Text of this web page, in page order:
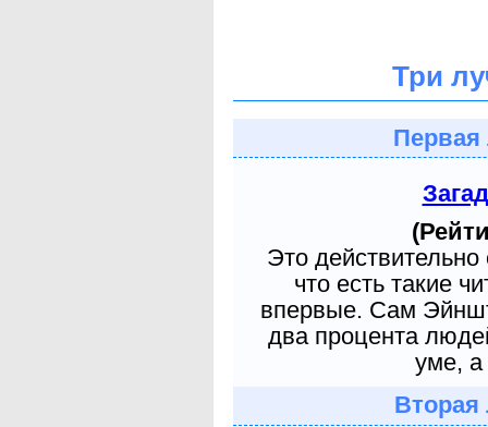
Три
Первая
Это
что есть такие
впервые. Сам
два процента
уме, а
Вторая